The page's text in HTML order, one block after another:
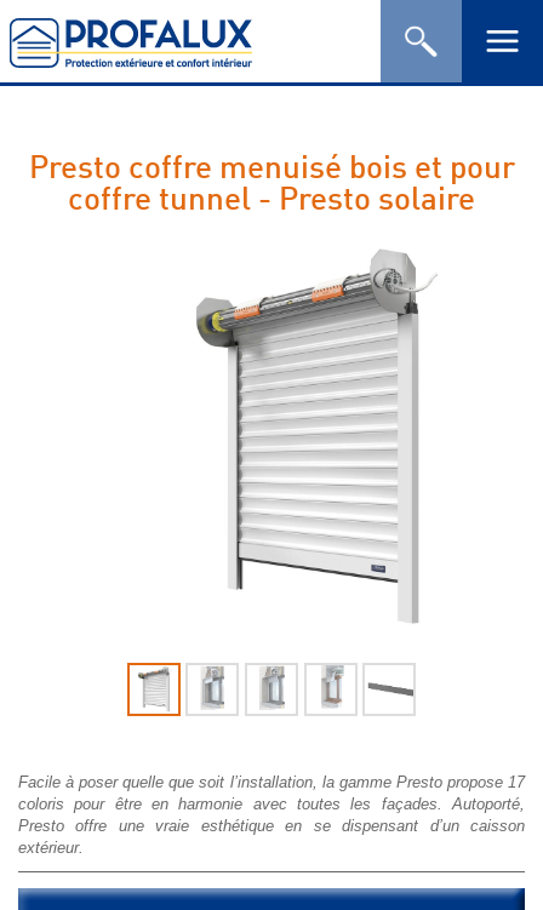
Presto coffre menuisé bois et pour
coffre tunnel - Presto solaire
Facile à poser quelle que soit l’installation, la gamme Presto propose 17
coloris pour être en harmonie avec toutes les façades. Autoporté,
Presto offre une vraie esthétique en se dispensant d’un caisson
extérieur.